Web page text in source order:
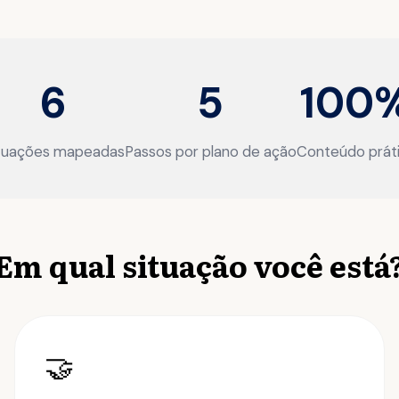
6
mapeadas
5
Passos por plano de açãoConteúdo
qual situação você
🤝